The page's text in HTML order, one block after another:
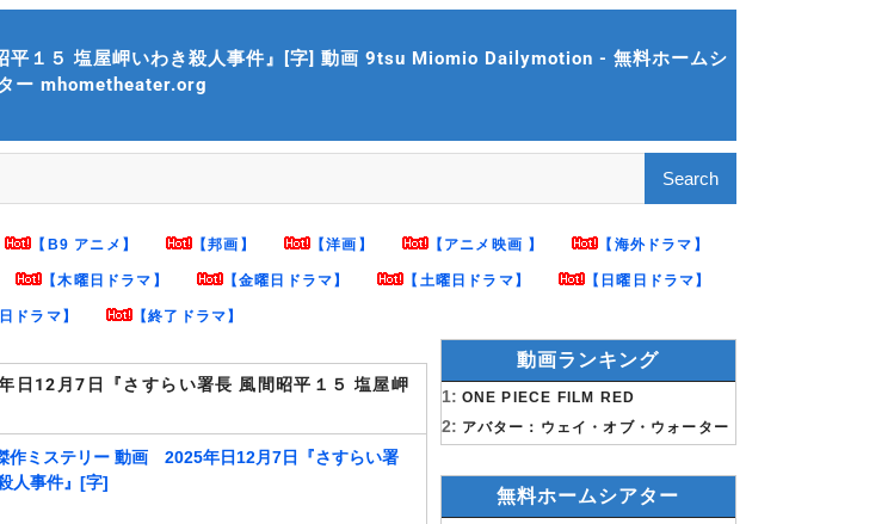
１５ 塩屋岬いわき殺人事件』[字] 動画 9tsu Miomio Dailymotion - 無料ホームシ
ー mhometheater.org
【B9 アニメ】 【邦画】 【洋画】 【アニメ映画 】 【海外ドラマ】
【木曜日ドラマ】 【金曜日ドラマ】 【土曜日ドラマ】 【日曜日ドラマ】
ドラマ】 【終了ドラマ】
12月7日『さすらい署長 風間昭平１５ 塩屋岬
作ミステリー 動画 2025年日12月7日『さすらい署
人事件』[字]
動画ランキング
1: ONE PIECE FILM RED
2: アバター：ウェイ・オブ・ウォーター
無料ホームシアター